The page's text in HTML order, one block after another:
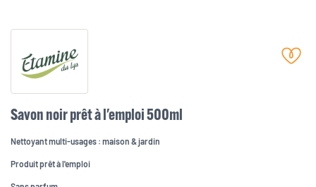
Savon noir prêt à l'emploi 500ml
Nettoyant multi-usages : maison & jardin
Produit prêt à l'emploi